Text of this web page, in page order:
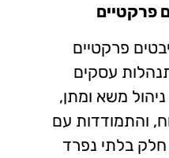
פרקטיים
פרקטיים
עסקים
ניהול משא ומתן,
והתמודדות עם
בלתי נפרד